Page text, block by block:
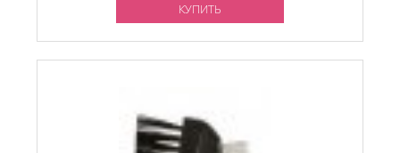
КУПИТЬ